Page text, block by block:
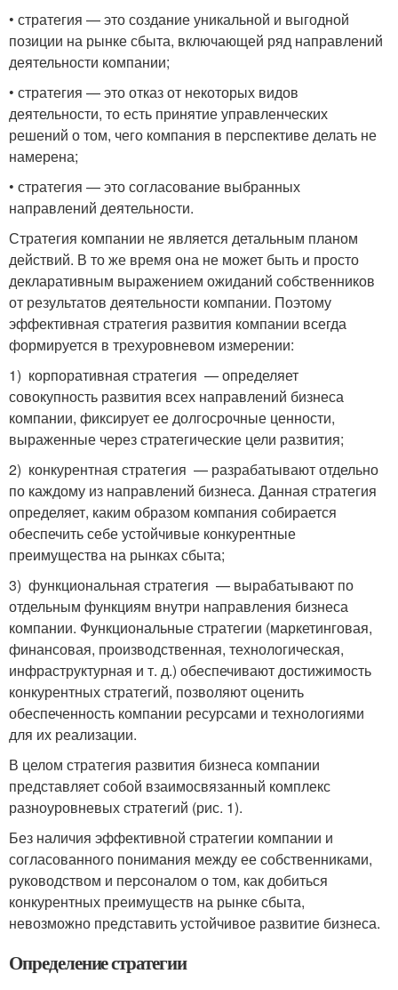
• стратегия — это создание уникальной и выгодной
позиции на рынке сбыта, включающей ряд направлений
деятельности компании;
• стратегия — это отказ от некоторых видов
деятельности, то есть принятие управленческих
решений о том, чего компания в перспективе делать не
намерена;
• стратегия — это согласование выбранных
направлений деятельности.
Стратегия компании не является детальным планом
действий. В то же время она не может быть и просто
декларативным выражением ожиданий собственников
от результатов деятельности компании. Поэтому
эффективная стратегия развития компании всегда
формируется в трехуровневом измерении:
1) корпоративная стратегия — определяет
совокупность развития всех направлений бизнеса
компании, фиксирует ее долгосрочные ценности,
выраженные через стратегические цели развития;
2) конкурентная стратегия — разрабатывают отдельно
по каждому из направлений бизнеса. Данная стратегия
определяет, каким образом компания собирается
обеспечить себе устойчивые конкурентные
преимущества на рынках сбыта;
3) функциональная стратегия — вырабатывают по
отдельным функциям внутри направления бизнеса
компании. Функциональные стратегии (маркетинговая,
финансовая, производственная, технологическая,
инфраструктурная и т. д.) обеспечивают достижимость
конкурентных стратегий, позволяют оценить
обеспеченность компании ресурсами и технологиями
для их реализации.
В целом стратегия развития бизнеса компании
представляет собой взаимосвязанный комплекс
разноуровневых стратегий (рис. 1).
Без наличия эффективной стратегии компании и
согласованного понимания между ее собственниками,
руководством и персоналом о том, как добиться
конкурентных преимуществ на рынке сбыта,
невозможно представить устойчивое развитие бизнеса.
Определение стратегии